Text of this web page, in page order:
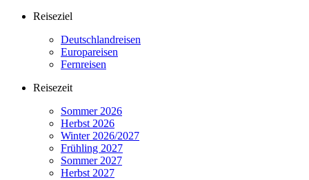
Reiseziel
Deutschlandreisen
Europareisen
Fernreisen
Reisezeit
Sommer 2026
Herbst 2026
Winter 2026/2027
Frühling 2027
Sommer 2027
Herbst 2027